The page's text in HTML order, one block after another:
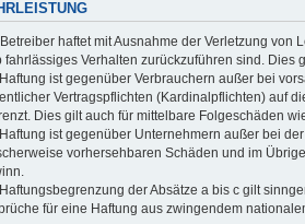
haftet mit Ausnahme der Verletzung
fahrlässiges Verhalten zurückzuführen sind.
ist gegenüber Verbrauchern außer bei
Vertragspflichten (Kardinalpflichten) auf
Dies gilt auch für mittelbare Folgeschäden
ist gegenüber Unternehmern außer bei
vorhersehbaren Schäden und im
der Absätze a bis c gilt
für eine Haftung aus zwingendem